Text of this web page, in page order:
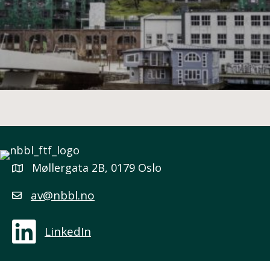
Møllergata 2B, 0179 Oslo
av@nbbl.no
LinkedIn